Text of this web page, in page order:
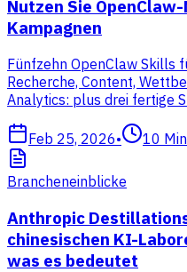
Nutzen Sie
Kampagnen
Fünfzehn OpenClaw Skills
Recherche, Content,
Analytics: plus drei fertige
Feb 25, 2026• 10
Brancheneinblicke
Anthropic
chinesischen KI-
was es bedeutet